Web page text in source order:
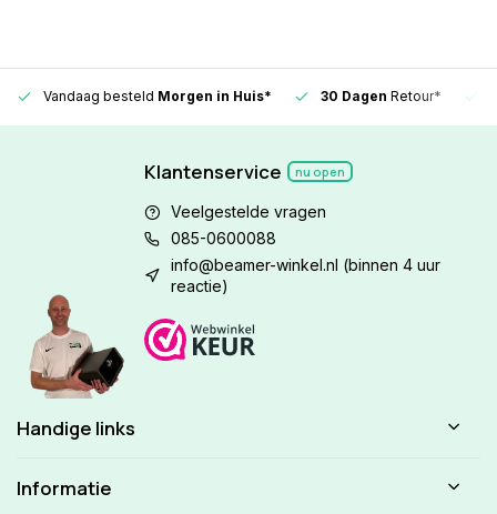
Vandaag besteld Morgen in Huis* 30 Dagen Retour*
Klantenservice nu open
Veelgestelde vragen
085-0600088
info@beamer-winkel.nl (binnen 4 uur
reactie)
Handige links
Informatie